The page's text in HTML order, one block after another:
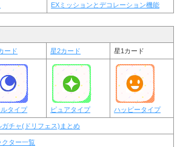
EXミッションとデコレーション機能
ード 星2カード 星1カード
タイプ ピュアタイプ ハッピータイプ
ガチャ(ドリフェス)まとめ
クター一覧